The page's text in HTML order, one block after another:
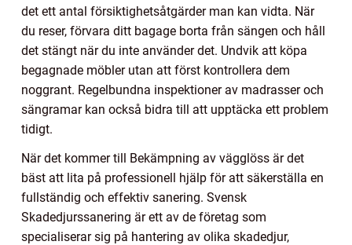
det ett antal försiktighetsåtgärder man kan vidta. När
du reser, förvara ditt bagage borta från sängen och håll
det stängt när du inte använder det. Undvik att köpa
begagnade möbler utan att först kontrollera dem
noggrant. Regelbundna inspektioner av madrasser och
sängramar kan också bidra till att upptäcka ett problem
tidigt.
När det kommer till Bekämpning av vägglöss är det
bäst att lita på professionell hjälp för att säkerställa en
fullständig och effektiv sanering. Svensk
Skadedjurssanering är ett av de företag som
specialiserar sig på hantering av olika skadedjur,